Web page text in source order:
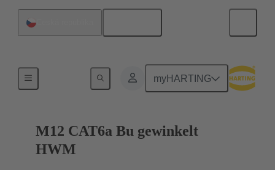
myHARTING
M12 CAT6a Bu gewinkelt
HWM